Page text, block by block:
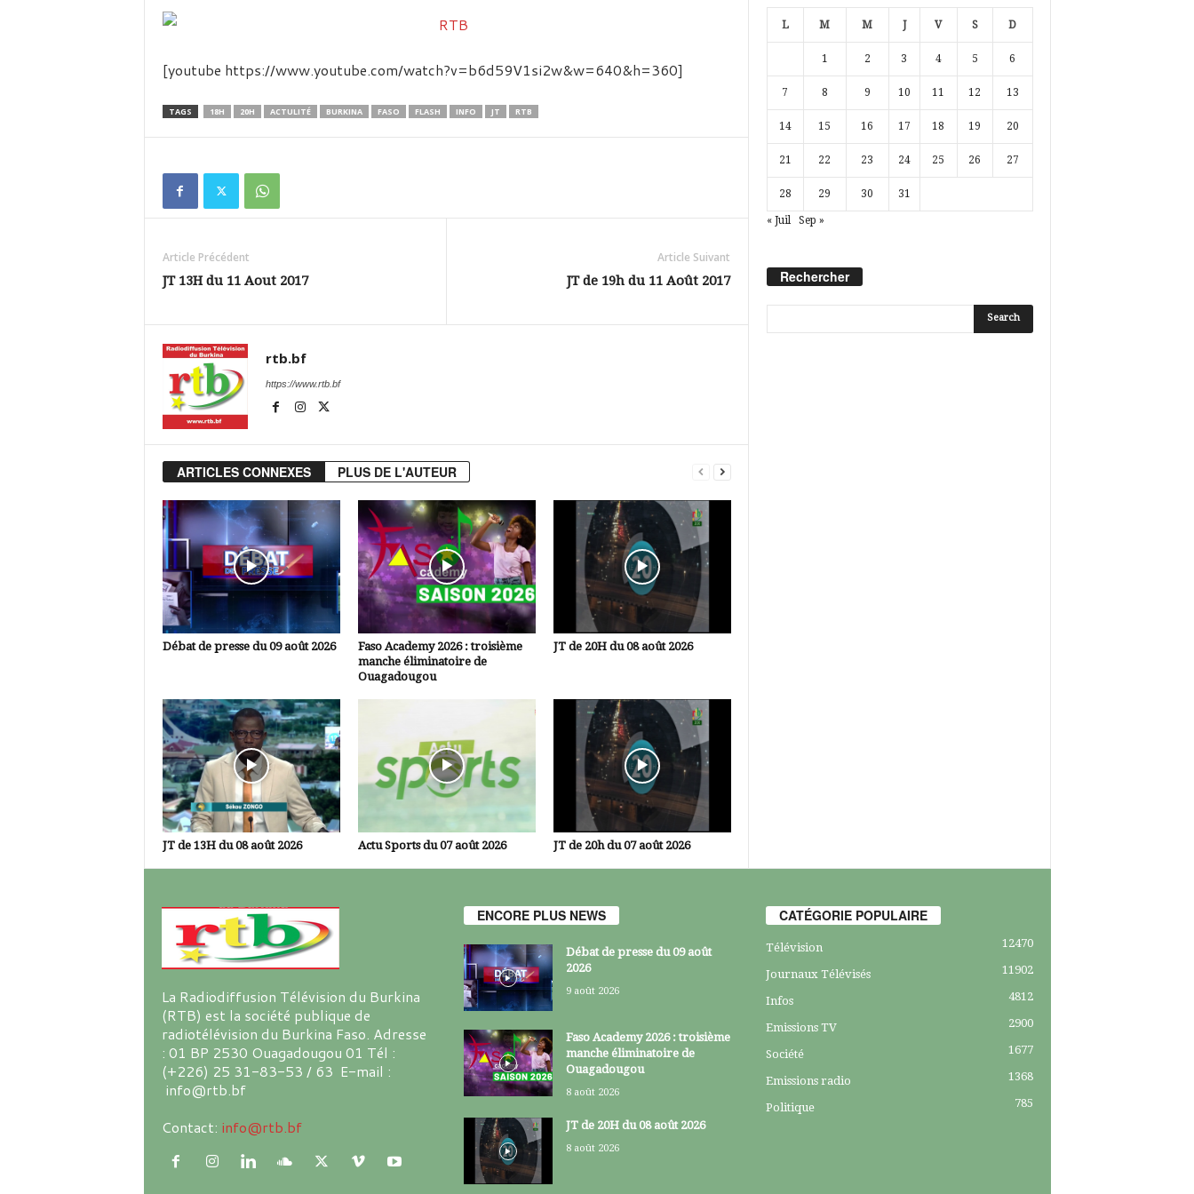
d
k
[youtube https://www.youtube.com/watch?v=b6d59V1si2w&w=640&h=360]
TAGS 18H 20H ACTULITÉ BURKINA FASO FLASH INFO JT RTB
Article Précédent
JT 13H du 11 Aout 2017
Article Suivant
JT de 19h du 11 Août 2017
rtb.bf
https://www.rtb.bf
ARTICLES CONNEXES PLUS DE L'AUTEUR
Débat de presse du 09 août 2026
Faso Academy 2026 : troisième
manche éliminatoire de
Ouagadougou
JT de 20H du 08 août 2026
JT de 13H du 08 août 2026 Actu Sports du 07 août 2026 JT de 20h du 07 août 2026
L M M J V S D
1 2 3 4 5 6
7 8 9 10 11 12 13
14 15 16 17 18 19 20
21 22 23 24 25 26 27
28 29 30 31
« Juil Sep »
Rechercher
La Radiodiffusion Télévision du Burkina
(RTB) est la société publique de
radiotélévision du Burkina Faso. Adresse
: 01 BP 2530 Ouagadougou 01 Tél :
(+226) 25 31-83-53 / 63 E-mail :
info@rtb.bf
Contact: info@rtb.bf
ENCORE PLUS NEWS
Débat de presse du 09 août
2026
9 août 2026
Faso Academy 2026 : troisième
manche éliminatoire de
Ouagadougou
8 août 2026
JT de 20H du 08 août 2026
8 août 2026
CATÉGORIE POPULAIRE
Télévision 12470
Journaux Télévisés 11902
Infos 4812
Emissions TV 2900
Société 1677
Emissions radio 1368
Politique 785